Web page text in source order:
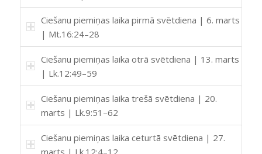
Ciešanu piemiņas laika pirmā svētdiena | 6. marts
| Mt.16:24–28
Ciešanu piemiņas laika otrā svētdiena | 13. marts
| Lk.12:49–59
Ciešanu piemiņas laika trešā svētdiena | 20.
marts | Lk.9:51–62
Ciešanu piemiņas laika ceturtā svētdiena | 27.
marts | Lk.12:4–12